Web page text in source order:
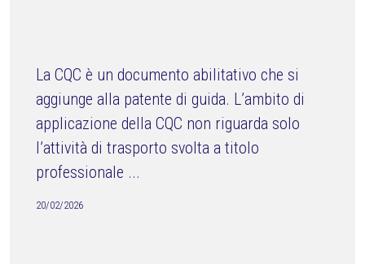
La CQC è un documento abilitativo che si
aggiunge alla patente di guida. L’ambito di
applicazione della CQC non riguarda solo
l’attività di trasporto svolta a titolo
professionale ...
20/02/2026